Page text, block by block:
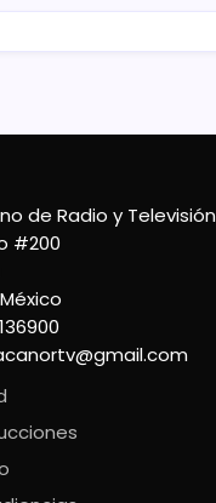
de Radio y Televisión
#200